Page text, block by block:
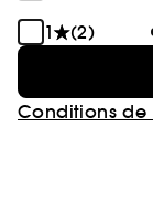
1
(2)
Conditions de